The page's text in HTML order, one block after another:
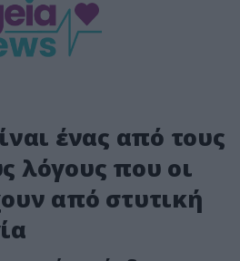
ένας από τους
λόγους που οι
από στυτική